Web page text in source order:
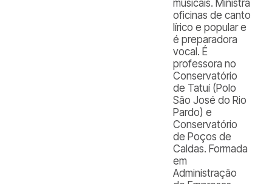
musicais. Ministra
oficinas de canto
lírico e popular e
é preparadora
vocal. É
professora no
Conservatório
de Tatuí (Polo
São José do Rio
Pardo) e
Conservatório
de Poços de
Caldas. Formada
em
Administração